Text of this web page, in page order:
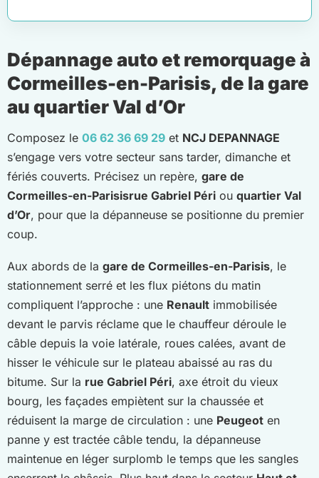
Dépannage auto et remorquage à
Cormeilles-en-Parisis, de la gare
au quartier Val d’Or
Composez le 06 62 36 69 29 et NCJ DEPANNAGE
s’engage vers votre secteur sans tarder, dimanche et
fériés couverts. Précisez un repère, gare de
Cormeilles-en-Parisisrue Gabriel Péri ou quartier Val
d’Or, pour que la dépanneuse se positionne du premier
coup.
Aux abords de la gare de Cormeilles-en-Parisis, le
stationnement serré et les flux piétons du matin
compliquent l’approche : une Renault immobilisée
devant le parvis réclame que le chauffeur déroule le
câble depuis la voie latérale, roues calées, avant de
hisser le véhicule sur le plateau abaissé au ras du
bitume. Sur la rue Gabriel Péri, axe étroit du vieux
bourg, les façades empiètent sur la chaussée et
réduisent la marge de circulation : une Peugeot en
panne y est tractée câble tendu, la dépanneuse
maintenue en léger surplomb le temps que les sangles